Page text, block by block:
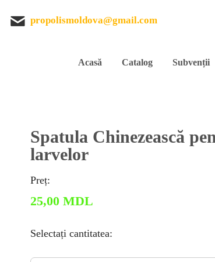
propolismoldova@gmail.com
Acasă Catalog Subvenții
Spatula Chinezească
larvelor
Preț:
25,00 MDL
Selectați cantitatea: